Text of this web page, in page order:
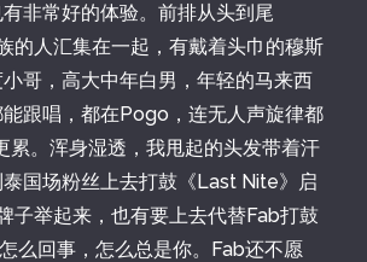
非常好的体验。前排从头到尾
的人汇集在一起，有戴着头巾的穆斯
哥，高大中年白男，年轻的马来西
跟唱，都在Pogo，连无人声旋律都
累。浑身湿透，我甩起的头发带着汗
国场粉丝上去打鼓《Last Nite》启
子举起来，也有要上去代替Fab打鼓
么回事，怎么总是你。Fab还不愿